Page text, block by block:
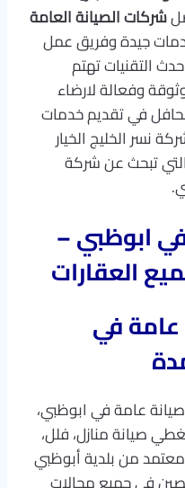
شركات الصيانة العامة
جيدة وفريق عمل
التقنيات تهتم
وفعالة لارضاء
في تقديم خدمات
نسر الخليج الخيار
التي تبحث عن شركة
ابوظبي –
العقارات
في
عامة في ابوظبي،
صيانة منازل، فلل،
معتمد من بلدية أبوظبي